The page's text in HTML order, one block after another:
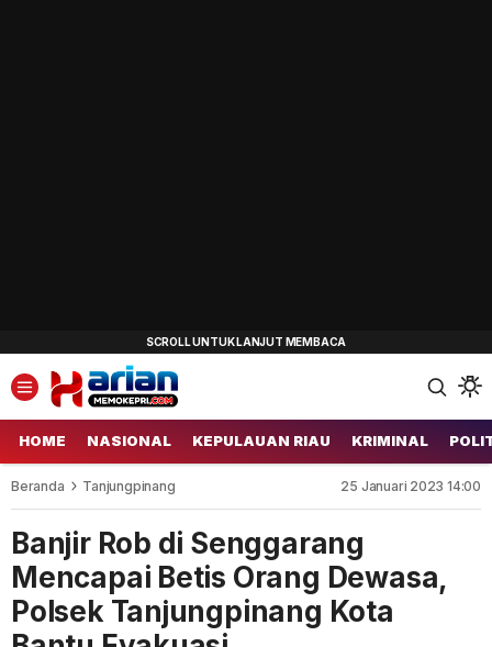
HOME NASIONAL KEPULAUAN RIAU KRIMINAL
Beranda Tanjungpinang 25 Januari 2023 14:00
Banjir Rob di Senggarang
Mencapai Betis Orang Dewasa,
Polsek Tanjungpinang Kota